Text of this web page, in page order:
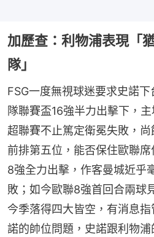
加歷查：利物浦表現「
隊」
FSG一度無視球迷要求史諾
隊聯賽盃16強半力出擊下，
超聯賽不止篤定衛冕失敗，
前排第五位，能否保住歐聯
8強全力出擊，作客曼城近乎
敗；如今歐聯8強首回合兩球
今季落得四大皆空，有消息
諾的帥位問題，史諾跟利物